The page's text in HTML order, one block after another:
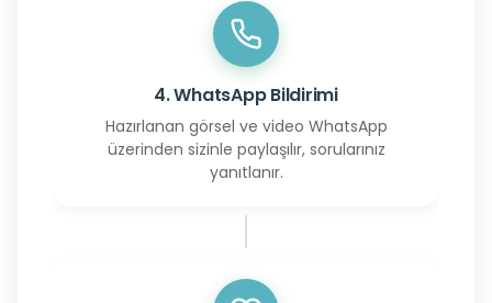
4. WhatsApp Bildirimi
Hazırlanan görsel ve video WhatsApp
üzerinden sizinle paylaşılır, sorularınız
yanıtlanır.